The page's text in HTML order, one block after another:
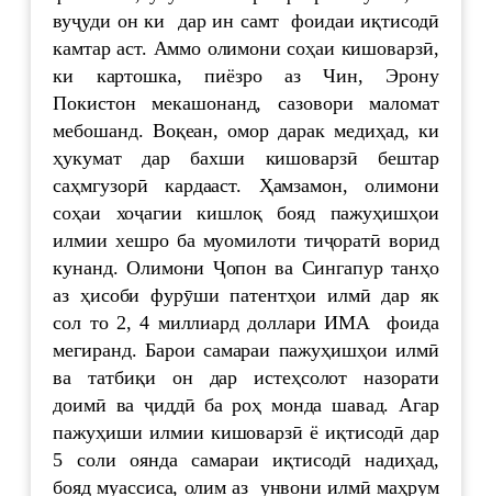
вуҷуди он ки дар ин самт фоидаи иқтисодӣ
камтар аст. Аммо олимони соҳаи кишоварзӣ,
ки картошка, пиёзро аз Чин, Эрону
Покистон мекашонанд, сазовори маломат
мебошанд. Воқеан, омор дарак медиҳад, ки
ҳукумат дар бахши кишоварзӣ бештар
саҳмгузорӣ кардааст. Ҳамзамон, олимони
соҳаи хоҷагии кишлоқ бояд пажуҳишҳои
илмии хешро ба муомилоти тиҷоратӣ ворид
кунанд. Олимони Ҷопон ва Сингапур танҳо
аз ҳисоби фурӯши патентҳои илмӣ дар як
сол то 2, 4 миллиард доллари ИМА фоида
мегиранд. Барои самараи пажуҳишҳои илмӣ
ва татбиқи он дар истеҳсолот назорати
доимӣ ва ҷиддӣ ба роҳ монда шавад. Агар
пажуҳиши илмии кишоварзӣ ё иқтисодӣ дар
5 соли оянда самараи иқтисодӣ надиҳад,
бояд муассиса, олим аз унвони илмӣ маҳрум